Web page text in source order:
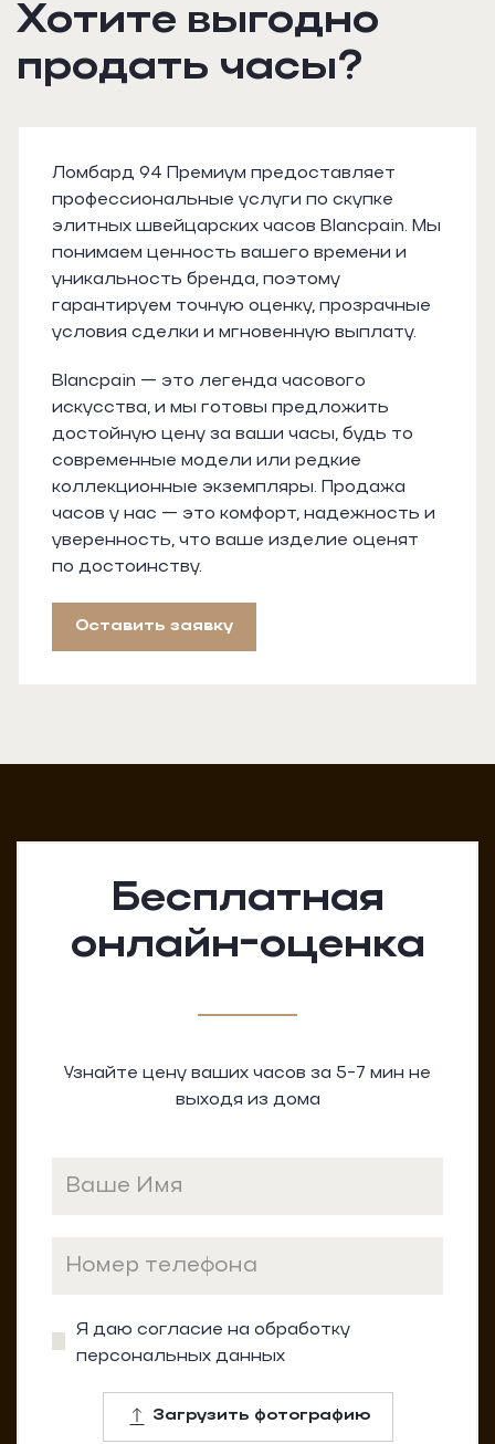
Хотите выгодно
продать часы?
Ломбард 94 Премиум предоставляет
профессиональные услуги по скупке
элитных швейцарских часов Blancpain. Мы
понимаем ценность вашего времени и
уникальность бренда, поэтому
гарантируем точную оценку, прозрачные
условия сделки и мгновенную выплату.
Blancpain — это легенда часового
искусства, и мы готовы предложить
достойную цену за ваши часы, будь то
современные модели или редкие
коллекционные экземпляры. Продажа
часов у нас — это комфорт, надежность и
уверенность, что ваше изделие оценят
по достоинству.
Оставить заявку
Бесплатная
онлайн-оценка
Узнайте цену ваших часов за 5-7 мин не
выходя из дома
Я даю согласие на обработку
персональных данных
Загрузить фотографию